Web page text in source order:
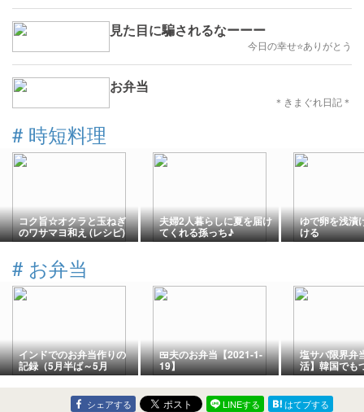
見た目に騙されるなーーー
今日の幸せ⭐ありがとう
お弁当
＊きまぐれ日記＊
# 時短料理
コク旨☆オクラと玉ねぎ
のワサマヨ和え (レシピ)
夫婦2人暮らしに夏を届け
てくれる孫っち♪
ゆで卵を浅漬
ける
# お弁当
インドでのお弁当作りの
記録（5月半ば～5月
末）/My Homemade
Lunchbox in May, 2026)/
ข้าวกล่องที่ทำเอง
🍱夫のお弁当【2021-1-
19】
塩サバ限界弁
活】韓国でも
味料サイズ
シェアする LINEする
はてブする